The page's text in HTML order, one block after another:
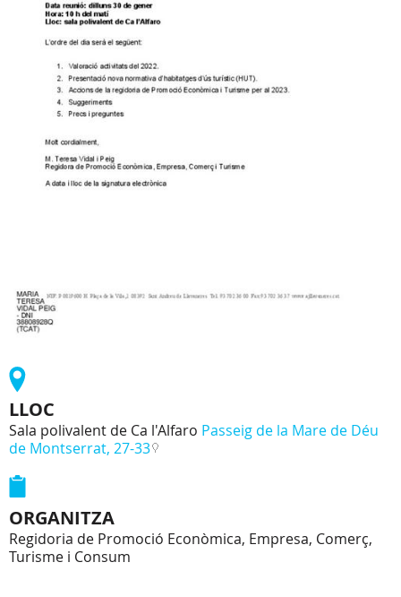
LLOC
Sala polivalent de Ca l'Alfaro Passeig de la Mare de Déu
de Montserrat, 27-33
ORGANITZA
Regidoria de Promoció Econòmica, Empresa, Comerç,
Turisme i Consum